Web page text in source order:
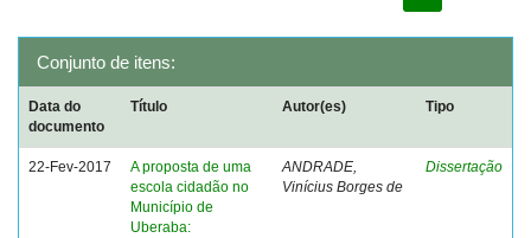
Conjunto de itens:
Data do
documento
Título Autor(es) Tipo
22-Fev-2017
A proposta de uma
escola cidadão no
Município de
Uberaba:
ANDRADE,
Vinícius Borges de
Dissertação